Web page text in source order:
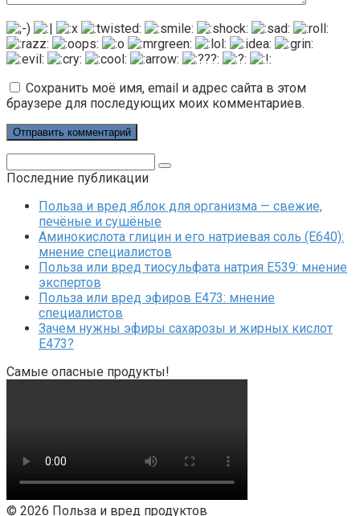
Сохранить моё имя, email и адрес сайта в этом
браузере для последующих моих комментариев.
Последние публикации
Польза и вред яблок для организма — свежие,
печёные и сушёные
Аминокислота глицин и его натриевая соль (Е640):
мнение специалистов
Польза или вред тиосульфата натрия Е539: мнение
экспертов
Польза или вред эфиров Е473: мнение
специалистов
Зачем нужны эфиры сахарозы и жирных кислот
Е473?
Самые опасные продукты!
© 2026 Польза и вред продуктов